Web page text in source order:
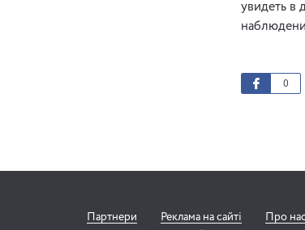
увидеть в
0
Партнери Реклама на сайті Про